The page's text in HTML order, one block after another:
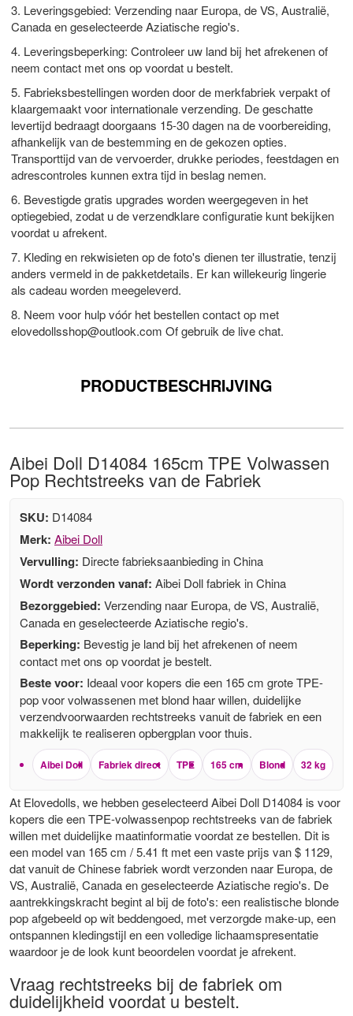
3. Leveringsgebied: Verzending naar Europa, de VS, Australië,
Canada en geselecteerde Aziatische regio's.
4. Leveringsbeperking: Controleer uw land bij het afrekenen of
neem contact met ons op voordat u bestelt.
5. Fabrieksbestellingen worden door de merkfabriek verpakt of
klaargemaakt voor internationale verzending. De geschatte
levertijd bedraagt ​​doorgaans 15-30 dagen na de voorbereiding,
afhankelijk van de bestemming en de gekozen opties.
Transporttijd van de vervoerder, drukke periodes, feestdagen en
adrescontroles kunnen extra tijd in beslag nemen.
6. Bevestigde gratis upgrades worden weergegeven in het
optiegebied, zodat u de verzendklare configuratie kunt bekijken
voordat u afrekent.
7. Kleding en rekwisieten op de foto's dienen ter illustratie, tenzij
anders vermeld in de pakketdetails. Er kan willekeurig lingerie
als cadeau worden meegeleverd.
8. Neem voor hulp vóór het bestellen contact op met
elovedollsshop@outlook.com Of gebruik de live chat.
PRODUCTBESCHRIJVING
Aibei Doll D14084 165cm TPE Volwassen
Pop Rechtstreeks van de Fabriek
SKU: D14084
Merk: Aibei Doll
Vervulling: Directe fabrieksaanbieding in China
Wordt verzonden vanaf: Aibei Doll fabriek in China
Bezorggebied: Verzending naar Europa, de VS, Australië,
Canada en geselecteerde Aziatische regio's.
Beperking: Bevestig je land bij het afrekenen of neem
contact met ons op voordat je bestelt.
Beste voor: Ideaal voor kopers die een 165 cm grote TPE-
pop voor volwassenen met blond haar willen, duidelijke
verzendvoorwaarden rechtstreeks vanuit de fabriek en een
makkelijk te realiseren opbergplan voor thuis.
Aibei Doll Fabriek direct TPE 165 cm Blond 32 kg
At Elovedolls, we hebben geselecteerd Aibei Doll D14084 is voor
kopers die een TPE-volwassenpop rechtstreeks van de fabriek
willen met duidelijke maatinformatie voordat ze bestellen. Dit is
een model van 165 cm / 5.41 ft met een vaste prijs van $ 1129,
dat vanuit de Chinese fabriek wordt verzonden naar Europa, de
VS, Australië, Canada en geselecteerde Aziatische regio's. De
aantrekkingskracht begint al bij de foto's: een realistische blonde
pop afgebeeld op wit beddengoed, met verzorgde make-up, een
ontspannen kledingstijl en een volledige lichaamspresentatie
waardoor je de look kunt beoordelen voordat je afrekent.
Vraag rechtstreeks bij de fabriek om
duidelijkheid voordat u bestelt.